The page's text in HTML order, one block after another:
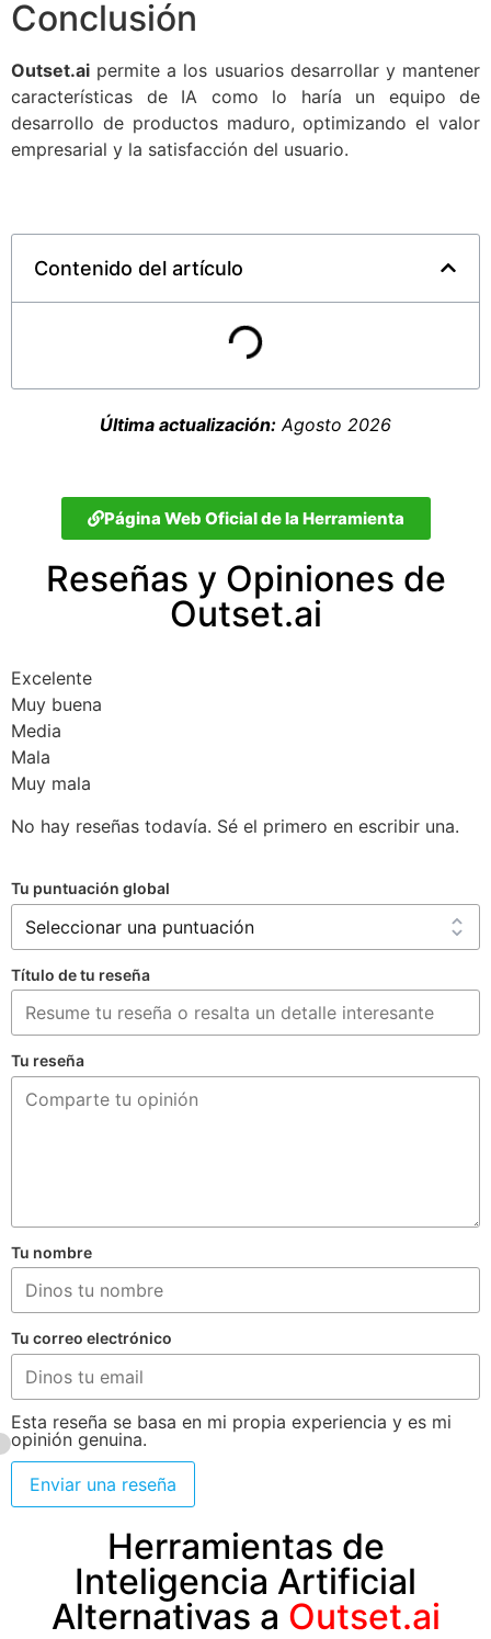
Conclusión
Outset.ai permite a los usuarios desarrollar y mantener
características de IA como lo haría un equipo de
desarrollo de productos maduro, optimizando el valor
empresarial y la satisfacción del usuario.
Contenido del artículo
Última actualización: Agosto 2026
Página Web Oficial de la Herramienta
Reseñas y Opiniones de
Outset.ai
Excelente
Muy buena
Media
Mala
Muy mala
No hay reseñas todavía. Sé el primero en escribir una.
Tu puntuación global
Título de tu reseña
Tu reseña
Tu nombre
Tu correo electrónico
Esta reseña se basa en mi propia experiencia y es mi
opinión genuina.
Enviar una reseña
Herramientas de
Inteligencia Artificial
Alternativas a Outset.ai